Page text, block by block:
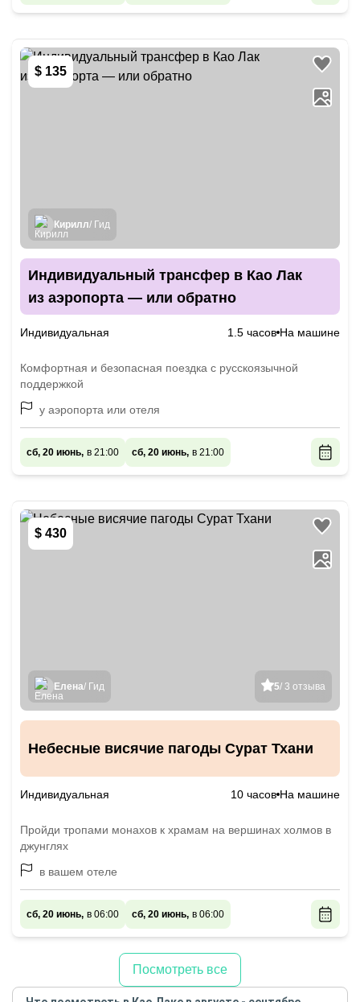
$ 135
Кирилл/ Гид
Индивидуальный трансфер в Као Лак
из аэропорта — или обратно
Индивидуальная 1.5 часов На машине
Комфортная и безопасная поездка с русскоязычной
поддержкой
у аэропорта или отеля
сб, 20 июнь, в 21:00 сб, 20 июнь, в 21:00
$ 430
5/ 3 отзыва
Елена/ Гид
Небесные висячие пагоды Сурат Тхани
Индивидуальная 10 часов На машине
Пройди тропами монахов к храмам на вершинах холмов в
джунглях
в вашем отеле
сб, 20 июнь, в 06:00 сб, 20 июнь, в 06:00
Посмотреть все